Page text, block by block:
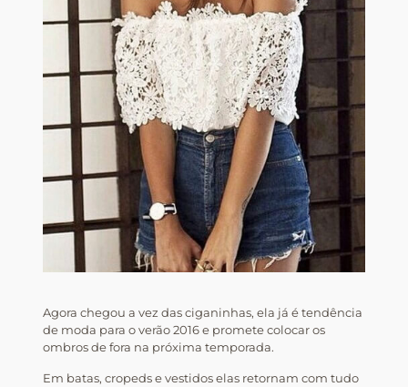
Agora chegou a vez das ciganinhas, ela já é tendência
de moda para o verão 2016 e promete colocar os
ombros de fora na próxima temporada.
Em batas, cropeds e vestidos elas retornam com tudo